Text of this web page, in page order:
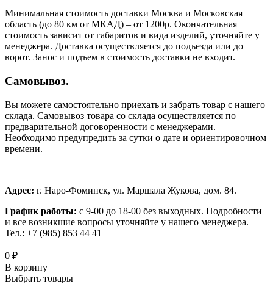
Минимальная стоимость доставки Москва и Московская
область (до 80 км от МКАД) – от 1200р. Окончательная
стоимость зависит от габаритов и вида изделий, уточняйте у
менеджера. Доставка осуществляется до подъезда или до
ворот. Занос и подъем в стоимость доставки не входит.
Самовывоз.
Вы можете самостоятельно приехать и забрать товар с нашего
склада. Самовывоз товара со склада осуществляется по
предварительной договоренности с менеджерами.
Необходимо предупредить за сутки о дате и ориентировочном
времени.
Адрес: г. Наро-Фоминск, ул. Маршала Жукова, дом. 84.
График работы: с 9-00 до 18-00 без выходных. Подробности
и все возникшие вопросы уточняйте у нашего менеджера.
Тел.: +7 (985) 853 44 41
0 ₽
В корзину
Выбрать товары